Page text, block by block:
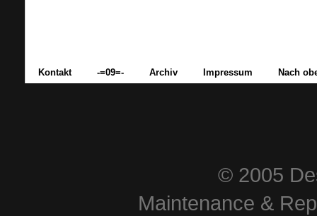
Kontakt -=09=- Archiv Impressum Nach
© 2005
Maintenance &